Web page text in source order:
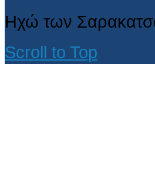
Ηχώ των
Scroll to Top